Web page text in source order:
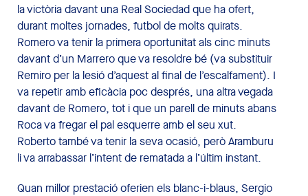
la victòria davant una Real Sociedad que ha ofert,
durant moltes jornades, futbol de molts quirats.
Romero va tenir la primera oportunitat als cinc minuts
davant d’un Marrero que va resoldre bé (va substituir
Remiro per la lesió d’aquest al final de l’escalfament). I
va repetir amb eficàcia poc després, una altra vegada
davant de Romero, tot i que un parell de minuts abans
Roca va fregar el pal esquerre amb el seu xut.
Roberto també va tenir la seva ocasió, però Aramburu
li va arrabassar l’intent de rematada a l’últim instant.
Quan millor prestació oferien els blanc-i-blaus, Sergio